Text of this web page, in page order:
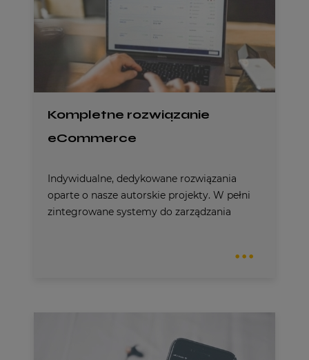
Kompletne rozwiązanie
eCommerce
Indywidualne, dedykowane rozwiązania
oparte o nasze autorskie projekty. W pełni
zintegrowane systemy do zarządzania